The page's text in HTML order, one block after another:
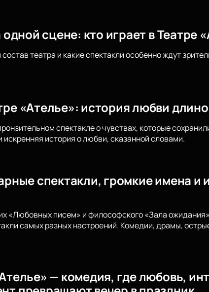
сцене: кто играет в Театре
театра и какие спектакли особенно ждут
«Ателье»: история любви
спектакле о чувствах, которые
история о любви, сказанной словами.
спектакли, громкие имена и
«Любовных писем» и философского «Зала
самых разных настроений. Комедии, драмы,
— комедия, где любовь,